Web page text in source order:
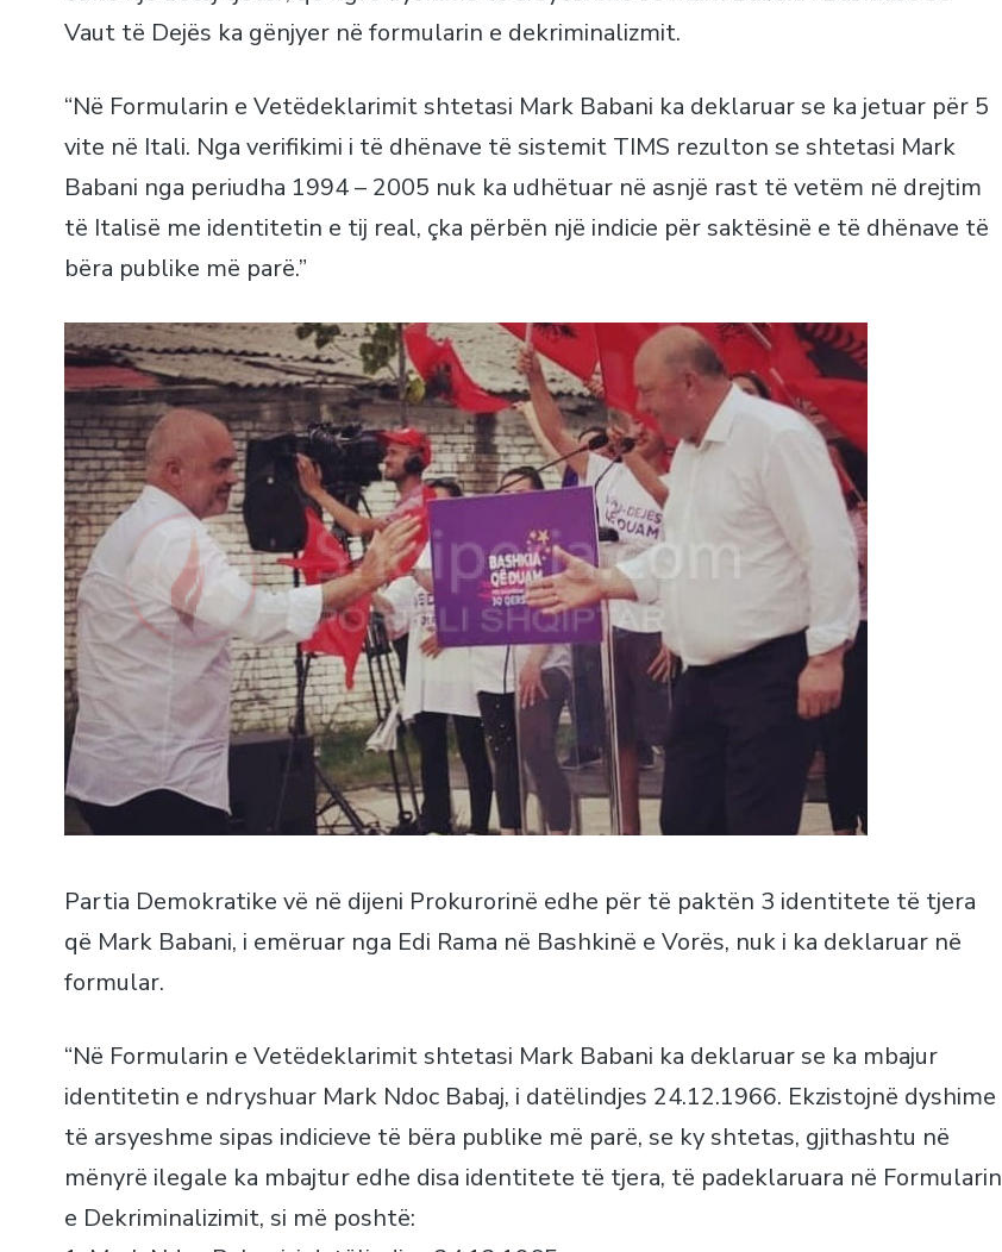
Vaut të Dejës ka gënjyer në formularin e dekriminalizmit.
“Në Formularin e Vetëdeklarimit shtetasi Mark Babani ka deklaruar se ka jetuar për 5
vite në Itali. Nga verifikimi i të dhënave të sistemit TIMS rezulton se shtetasi Mark
Babani nga periudha 1994 – 2005 nuk ka udhëtuar në asnjë rast të vetëm në drejtim
të Italisë me identitetin e tij real, çka përbën një indicie për saktësinë e të dhënave të
bëra publike më parë.”
Partia Demokratike vë në dijeni Prokurorinë edhe për të paktën 3 identitete të tjera
që Mark Babani, i emëruar nga Edi Rama në Bashkinë e Vorës, nuk i ka deklaruar në
formular.
“Në Formularin e Vetëdeklarimit shtetasi Mark Babani ka deklaruar se ka mbajur
identitetin e ndryshuar Mark Ndoc Babaj, i datëlindjes 24.12.1966. Ekzistojnë dyshime
të arsyeshme sipas indicieve të bëra publike më parë, se ky shtetas, gjithashtu në
mënyrë ilegale ka mbajtur edhe disa identitete të tjera, të padeklaruara në Formularin
e Dekriminalizimit, si më poshtë: